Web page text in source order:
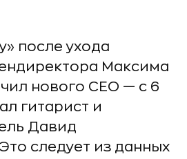
после ухода
Максима
нового CEO — с 6
гитарист и
Давид
следует из данных